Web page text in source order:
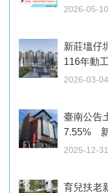
2026-05-
新莊塭仔
116年動工
2026-03-
臺南公告
7.55% 新
2025-12-
育兒扶老